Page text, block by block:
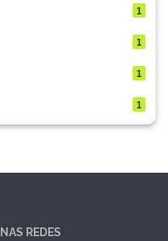
1
1
1
1
NAS REDES